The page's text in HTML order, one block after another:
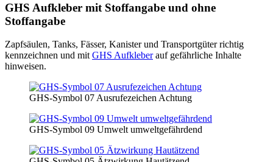
GHS Aufkleber mit Stoffangabe und ohne
Stoffangabe
Zapfsäulen, Tanks, Fässer, Kanister und Transportgüter richtig
kennzeichnen und mit GHS Aufkleberauf gefährliche Inhalte
hinweisen.
GHS-Symbol 07 Ausrufezeichen Achtung
GHS-Symbol 09 Umwelt umweltgefährdend